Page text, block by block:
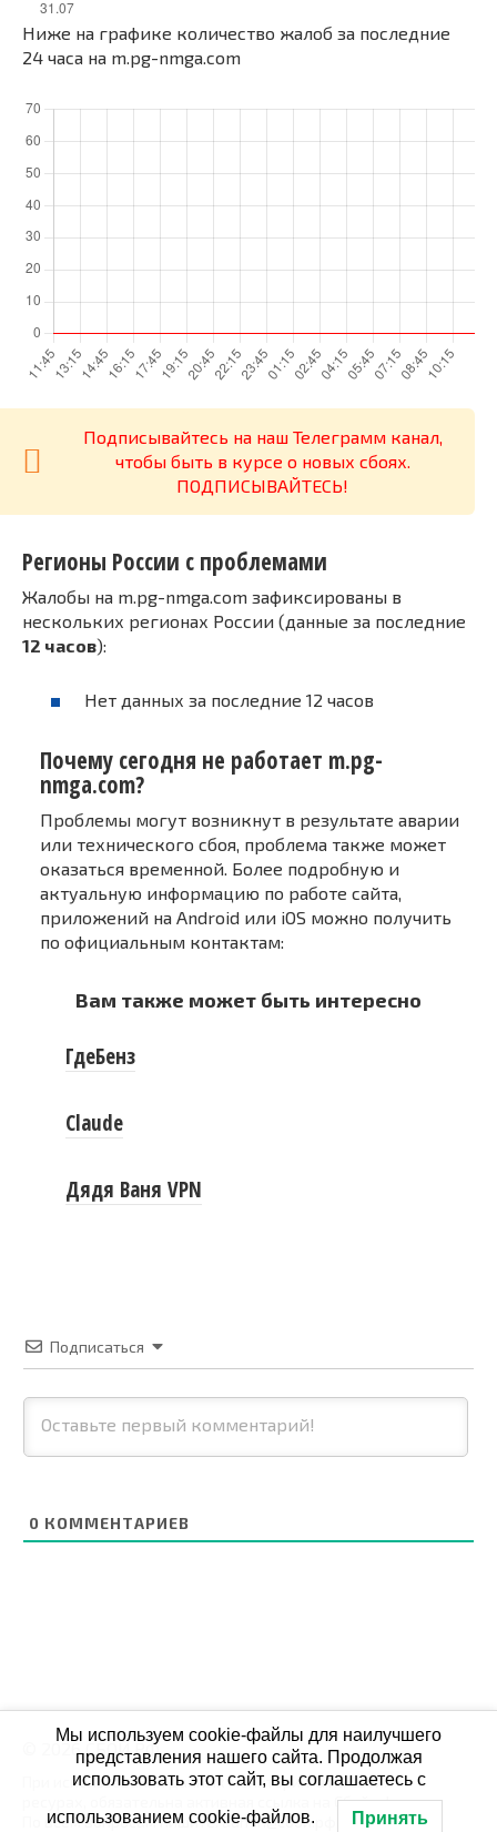
Ниже на графике количество жалоб за последние
24 часа на m.pg-nmga.com
Подписывайтесь на наш Телеграмм канал,
чтобы быть в курсе о новых сбоях.
ПОДПИСЫВАЙТЕСЬ!
Регионы России с проблемами
Жалобы на m.pg-nmga.com зафиксированы в
нескольких регионах России (данные за последние
12 часов):
Нет данных за последние 12 часов
Почему сегодня не работает m.pg-
nmga.com?
Проблемы могут возникнут в результате аварии
или технического сбоя, проблема также может
оказаться временной. Более подробную и
актуальную информацию по работе сайта,
приложений на Android или iOS можно получить
по официальным контактам:
Вам также может быть интересно
ГдеБенз
Claude
Дядя Ваня VPN
Подписаться
0 КОММЕНТАРИЕВ
© 2026 СБОЙ.РФ
При использовании данных мониторинга на своих
ресурах, обязательна активная ссылка на Сбой.рф
По всем вопросам пишите: admin@сбой.рф
Мы используем cookie-файлы для наилучшего
представления нашего сайта. Продолжая
использовать этот сайт, вы соглашаетесь с
использованием cookie-файлов. Принять